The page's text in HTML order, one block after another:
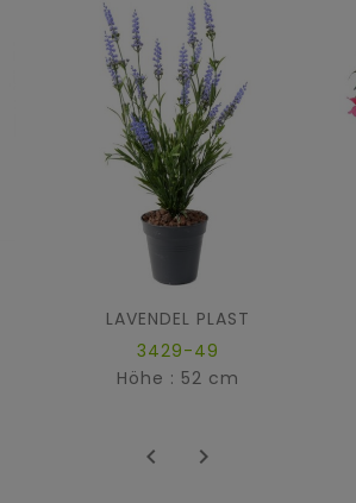
LAVENDEL PLAST
3429-49
Höhe : 52 cm
 